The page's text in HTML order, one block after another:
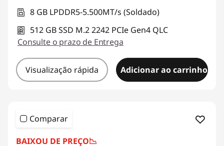
8 GB LPDDR5-5.500MT/s (Soldado)
512 GB SSD M.2 2242 PCIe Gen4 QLC
Consulte o prazo de Entrega
Visualização rápida Adicionar ao carrinho
Comparar
BAIXOU DE PREÇO📉